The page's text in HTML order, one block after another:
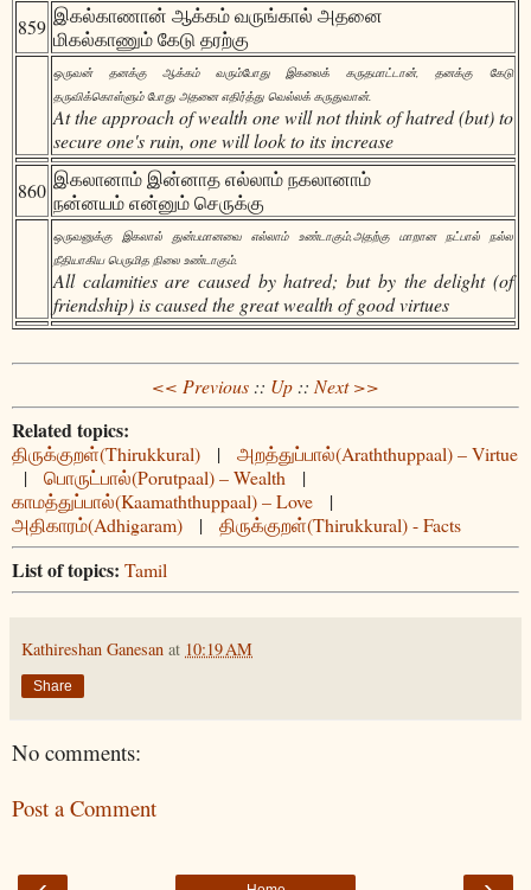
859 இகல்காணான் ஆக்கம் வருங்கால் அதனை
மிகல்காணும் கேடு தரற்கு
ஒருவன் தனக்கு ஆக்கம் வரும்போது இகலைக் கருதமாட்டான், தனக்கு கேடு
தருவிக்கொள்ளும் போது அதனை எதிர்த்து வெல்லக் கருதுவான்.
At the approach of wealth one will not think of hatred (but) to
secure one's ruin, one will look to its increase
860 இகலானாம் இன்னாத எல்லாம் நகலானாம்
நன்னயம் என்னும் செருக்கு
ஒருவனுக்கு இகலால் துன்பமானவை எல்லாம் உண்டாகும்,அதற்கு மாறான நட்பால் நல்ல
நீதியாகிய பெருமித நிலை உண்டாகும்.
All calamities are caused by hatred; but by the delight (of
friendship) is caused the great wealth of good virtues
<< Previous :: Up :: Next >>
Related topics:
திருக்குறள்(Thirukkural) | அறத்துப்பால்(Araththuppaal) – Virtue
| பொருட்பால்(Porutpaal) – Wealth |
காமத்துப்பால்(Kaamaththuppaal) – Love |
அதிகாரம்(Adhigaram) | திருக்குறள்(Thirukkural) - Facts
List of topics: Tamil
Kathireshan Ganesan at 10:19 AM
Share
No comments:
Post a Comment